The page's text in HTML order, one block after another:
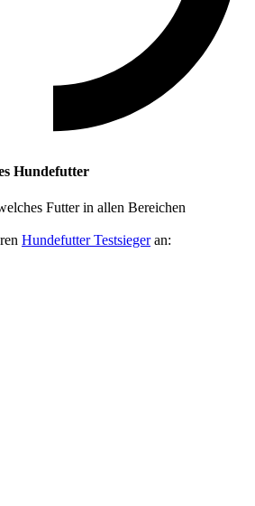
Hundefutter
Futter in allen Bereichen
Hundefutter Testsiegeran: